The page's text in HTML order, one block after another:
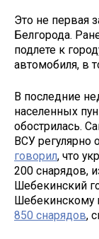
Это не первая
Белгорода.
подлете к
автомобиля, в
В последние
населенных
обострилась.
ВСУ регулярно
говорил, что
200 снарядов,
Шебекинский
Шебекинскому
850 снарядов,